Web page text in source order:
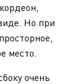
Но при
место.
очень